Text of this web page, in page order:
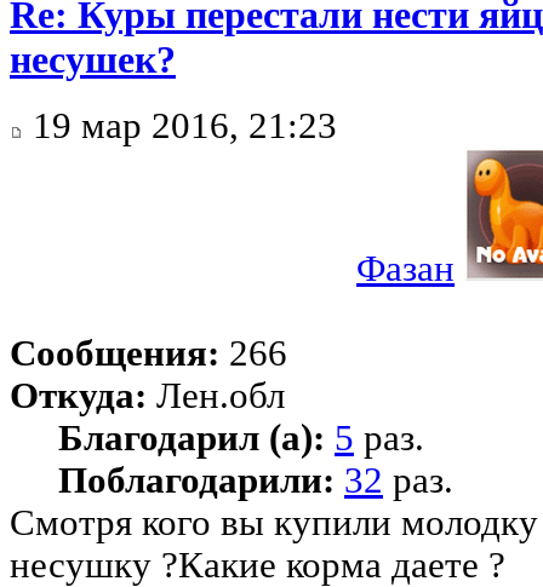
Re: Куры перестали нести
несушек?
19 мар 2016, 21:23
Фазан
Сообщения: 266
Откуда: Лен.обл
Благодарил (а): 5 раз.
Поблагодарили: 32 раз.
Смотря кого вы купили молодку
несушку ?Какие корма даете ?